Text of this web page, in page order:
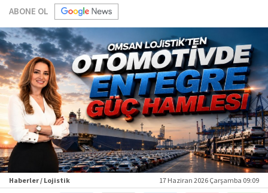
ABONE OL
Haberler / Lojistik 17 Haziran 2026 Çarşamba 09:09